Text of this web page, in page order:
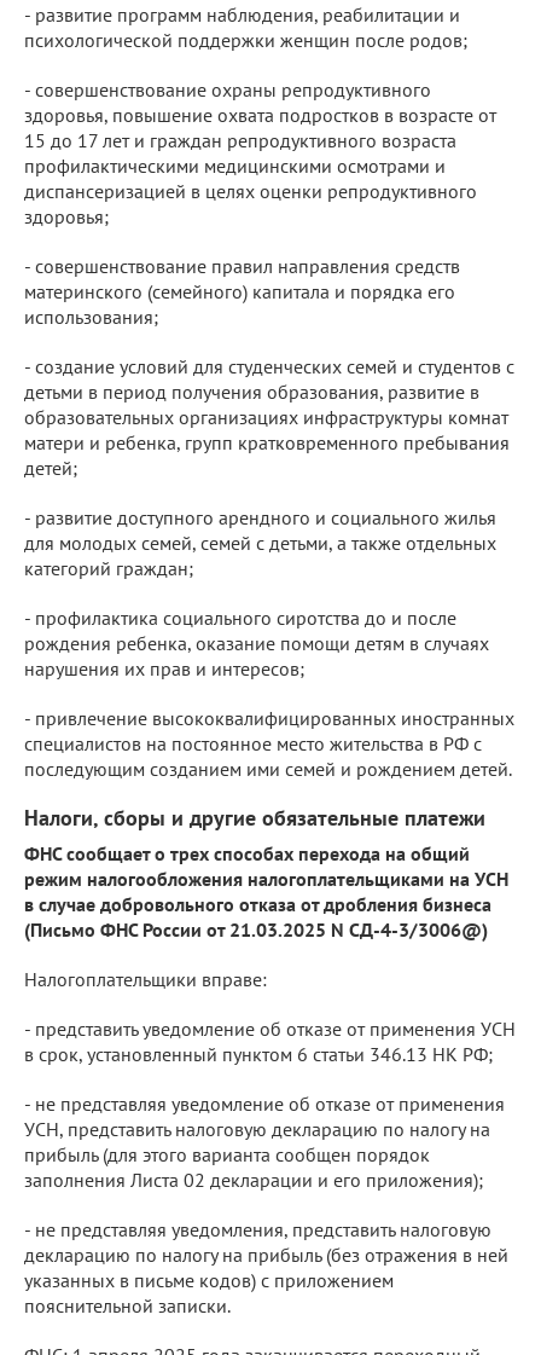
- развитие программ наблюдения, реабилитации и
психологической поддержки женщин после родов;
- совершенствование охраны репродуктивного
здоровья, повышение охвата подростков в возрасте от
15 до 17 лет и граждан репродуктивного возраста
профилактическими медицинскими осмотрами и
диспансеризацией в целях оценки репродуктивного
здоровья;
- совершенствование правил направления средств
материнского (семейного) капитала и порядка его
использования;
- создание условий для студенческих семей и студентов с
детьми в период получения образования, развитие в
образовательных организациях инфраструктуры комнат
матери и ребенка, групп кратковременного пребывания
детей;
- развитие доступного арендного и социального жилья
для молодых семей, семей с детьми, а также отдельных
категорий граждан;
- профилактика социального сиротства до и после
рождения ребенка, оказание помощи детям в случаях
нарушения их прав и интересов;
- привлечение высококвалифицированных иностранных
специалистов на постоянное место жительства в РФ с
последующим созданием ими семей и рождением детей.
Налоги, сборы и другие обязательные платежи
ФНС сообщает о трех способах перехода на общий
режим налогообложения налогоплательщиками на УСН
в случае добровольного отказа от дробления бизнеса
(Письмо ФНС России от 21.03.2025 N СД-4-3/3006@)
Налогоплательщики вправе:
- представить уведомление об отказе от применения УСН
в срок, установленный пунктом 6 статьи 346.13 НК РФ;
- не представляя уведомление об отказе от применения
УСН, представить налоговую декларацию по налогу на
прибыль (для этого варианта сообщен порядок
заполнения Листа 02 декларации и его приложения);
- не представляя уведомления, представить налоговую
декларацию по налогу на прибыль (без отражения в ней
указанных в письме кодов) с приложением
пояснительной записки.